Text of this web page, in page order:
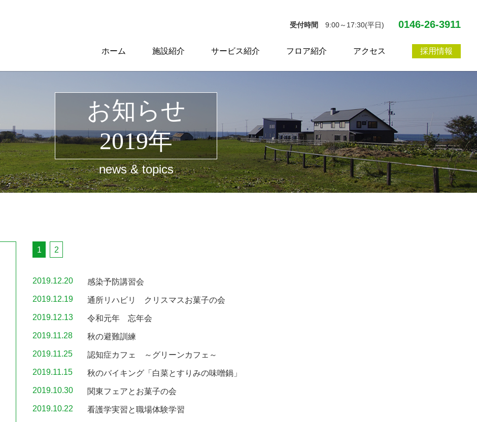
受付時間 9:00～17:30(平日) 0146-26-3911
ホーム 施設紹介 サービス紹介 フロア紹介 アクセス 採用情報
お知らせ
2019年
news & topics
1 2
2019.12.20
感染予防講習会
2019.12.19
通所リハビリ クリスマスお菓子の会
2019.12.13
令和元年 忘年会
2019.11.28
秋の避難訓練
2019.11.25
認知症カフェ ～グリーンカフェ～
2019.11.15
秋のバイキング「白菜とすりみの味噌鍋」
2019.10.30
関東フェアとお菓子の会
2019.10.22
看護学実習と職場体験学習